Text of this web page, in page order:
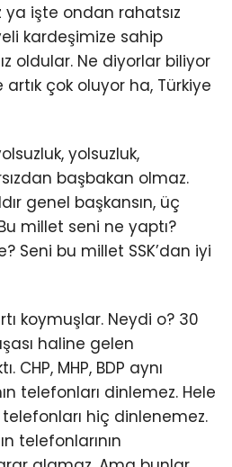
ya işte ondan rahatsız
kardeşimize sahip
oldular. Ne diyorlar biliyor
artık çok oluyor ha, Türkiye
yolsuzluk,
başbakan olmaz.
genel başkansın, üç
millet seni ne yaptı?
Seni bu millet SSK’dan iyi
koymuşlar. Neydi o? 30
haline gelen
CHP, MHP, BDP aynı
telefonları dinlemez. Hele
hiç dinlenemez.
telefonlarının